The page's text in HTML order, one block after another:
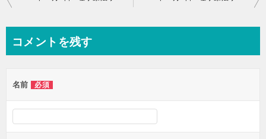
ビ
ー
シ
コメントを残す
名前 必須